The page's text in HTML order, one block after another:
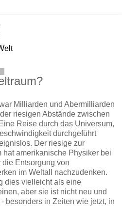
Milliarden und Abermilliarden
riesigen Abstände zwischen
Reise durch das Universum,
durchgeführt
Der riesige zur
hat amerikanische Physiker bei
Entsorgung von
im Weltall nachzudenken.
dies vielleicht als eine
aber sie ist nicht neu und
besonders in Zeiten wie jetzt, in